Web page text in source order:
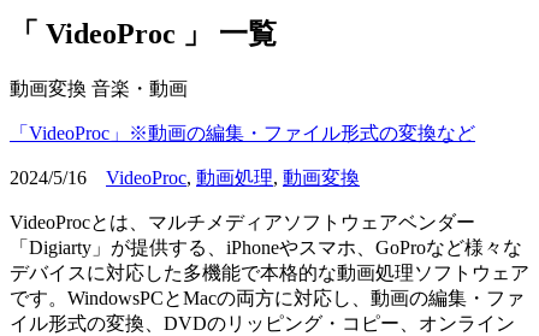
「 VideoProc 」 一覧
動画変換 音楽・動画
「VideoProc」※動画の編集・ファイル形式の変換など
2024/5/16 VideoProc, 動画処理, 動画変換
VideoProcとは、マルチメディアソフトウェアベンダー
「Digiarty」が提供する、iPhoneやスマホ、GoProなど様々な
デバイスに対応した多機能で本格的な動画処理ソフトウェア
です。WindowsPCとMacの両方に対応し、動画の編集・ファ
イル形式の変換、DVDのリッピング・コピー、オンライン